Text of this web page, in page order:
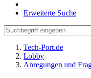
Erweiterte Suche
Tech-Port.de
Lobby
Anregungen und